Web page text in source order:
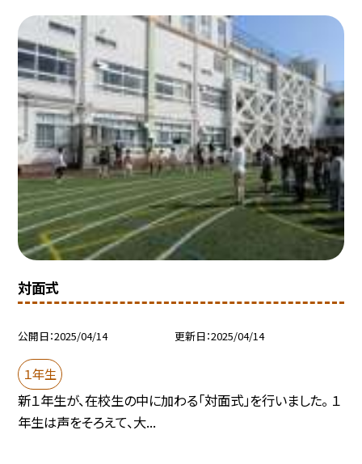
対面式
公開日 2025/04/14 更新日 2025/04/14
１年生
新１年生が、在校生の中に加わる「対面式」を行いました。 １
年生は声をそろえて、大...